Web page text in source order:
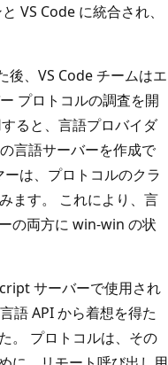
VS Code に統合され、
後、VS Code チームはエ
プロトコルの調査を開
ると、言語プロバイダ
言語サーバーを作成で
は、プロトコルのクラ
ます。 これにより、言
の両方に win-win の状
サーバーで使用され
語 API から着想を得た
。 プロトコルは、その